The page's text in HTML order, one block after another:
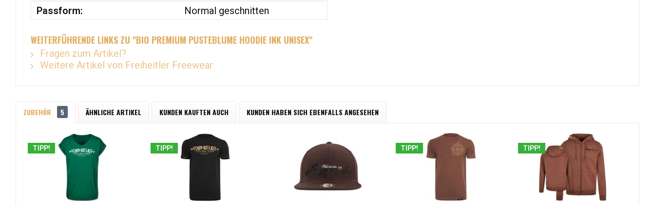
Passform:
Normal geschnitten
WEITERFÜHRENDE LINKS ZU "BIO PREMIUM PUSTEBLUME HOODIE INK UNISEX"
Fragen zum Artikel?
Weitere Artikel von Freiheitler Freewear
ZUBEHÖR 5 ÄHNLICHE ARTIKEL KUNDEN KAUFTEN AUCH KUNDEN HABEN SICH EBENFALLS ANGESEHEN
TIPP! TIPP! TIPP! TIPP!